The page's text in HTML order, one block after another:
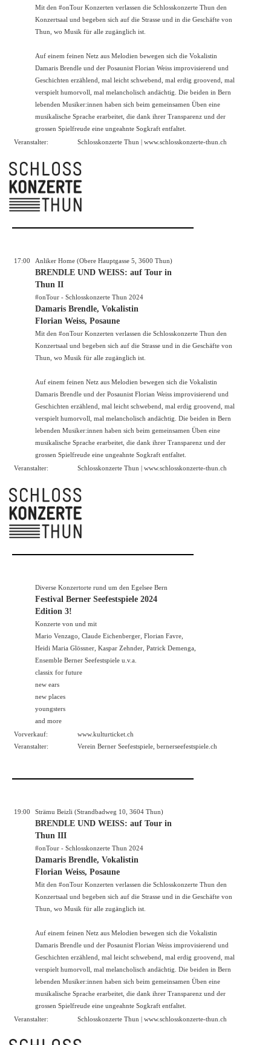
Mit den #onTour Konzerten verlassen die Schlosskonzerte Thun den
Konzertsaal und begeben sich auf die Strasse und in die Geschäfte von
Thun, wo Musik für alle zugänglich ist.
Auf einem feinen Netz aus Melodien bewegen sich die Vokalistin
Damaris Brendle und der Posaunist Florian Weiss improvisierend und
Geschichten erzählend, mal leicht schwebend, mal erdig groovend, mal
verspielt humorvoll, mal melancholisch andächtig. Die beiden in Bern
lebenden Musiker:innen haben sich beim gemeinsamen Üben eine
musikalische Sprache erarbeitet, die dank ihrer Transparenz und der
grossen Spielfreude eine ungeahnte Sogkraft entfaltet.
Veranstalter:
Schlosskonzerte Thun | www.schlosskonzerte-thun.ch
17:00 Anliker Home (Obere Hauptgasse 5, 3600 Thun)
BRENDLE UND WEISS: auf Tour in
Thun II
#onTour - Schlosskonzerte Thun 2024
Damaris Brendle, Vokalistin
Florian Weiss, Posaune
Mit den #onTour Konzerten verlassen die Schlosskonzerte Thun den
Konzertsaal und begeben sich auf die Strasse und in die Geschäfte von
Thun, wo Musik für alle zugänglich ist.
Auf einem feinen Netz aus Melodien bewegen sich die Vokalistin
Damaris Brendle und der Posaunist Florian Weiss improvisierend und
Geschichten erzählend, mal leicht schwebend, mal erdig groovend, mal
verspielt humorvoll, mal melancholisch andächtig. Die beiden in Bern
lebenden Musiker:innen haben sich beim gemeinsamen Üben eine
musikalische Sprache erarbeitet, die dank ihrer Transparenz und der
grossen Spielfreude eine ungeahnte Sogkraft entfaltet.
Veranstalter:
Schlosskonzerte Thun | www.schlosskonzerte-thun.ch
Diverse Konzertorte rund um den Egelsee Bern
Festival Berner Seefestspiele 2024
Edition 3!
Konzerte von und mit
Mario Venzago, Claude Eichenberger, Florian Favre,
Heidi Maria Glössner, Kaspar Zehnder, Patrick Demenga,
Ensemble Berner Seefestspiele u.v.a.
classix for future
new ears
new places
youngsters
and more
Vorverkauf:
www.kulturticket.ch
Veranstalter:
Verein Berner Seefestspiele, bernerseefestspiele.ch
19:00 Strämu Beizli (Strandbadweg 10, 3604 Thun)
BRENDLE UND WEISS: auf Tour in
Thun III
#onTour - Schlosskonzerte Thun 2024
Damaris Brendle, Vokalistin
Florian Weiss, Posaune
Mit den #onTour Konzerten verlassen die Schlosskonzerte Thun den
Konzertsaal und begeben sich auf die Strasse und in die Geschäfte von
Thun, wo Musik für alle zugänglich ist.
Auf einem feinen Netz aus Melodien bewegen sich die Vokalistin
Damaris Brendle und der Posaunist Florian Weiss improvisierend und
Geschichten erzählend, mal leicht schwebend, mal erdig groovend, mal
verspielt humorvoll, mal melancholisch andächtig. Die beiden in Bern
lebenden Musiker:innen haben sich beim gemeinsamen Üben eine
musikalische Sprache erarbeitet, die dank ihrer Transparenz und der
grossen Spielfreude eine ungeahnte Sogkraft entfaltet.
Veranstalter:
Schlosskonzerte Thun | www.schlosskonzerte-thun.ch